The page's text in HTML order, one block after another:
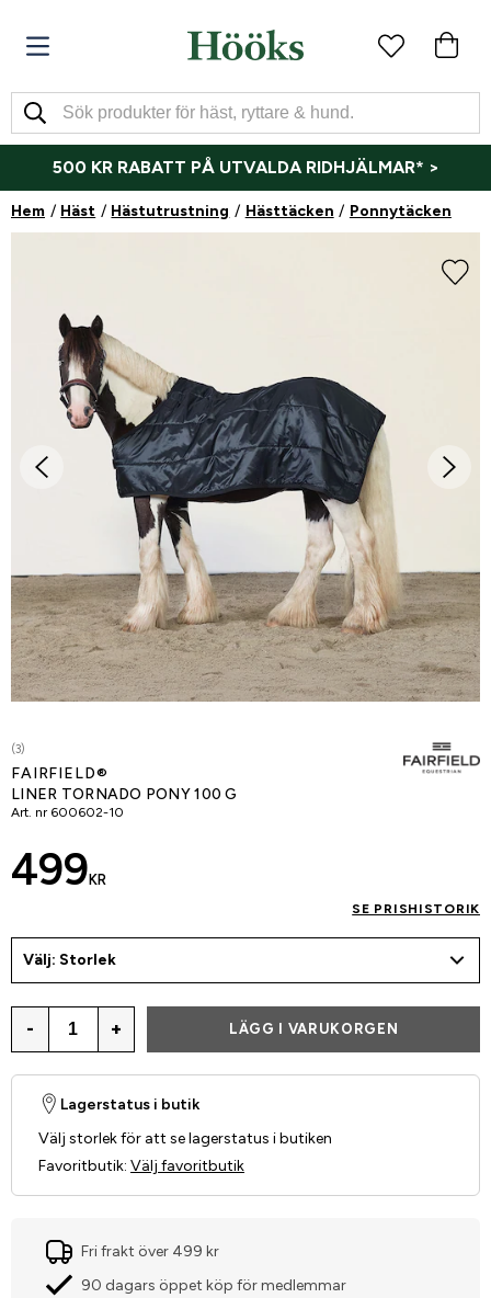
500 KR RABATT PÅ UTVALDA RIDHJÄLMAR* >
Hem Häst Hästutrustning Hästtäcken Ponnytäcken
(3)
FAIRFIELD®
LINER TORNADO PONY 100 G
Art. nr 600602-10
499 KR
SE PRISHISTORIK
Välj: Storlek
- + LÄGG I VARUKORGEN
Lagerstatus i butik
Välj storlek för att se lagerstatus i butiken
Favoritbutik: Välj favoritbutik
Fri frakt över 499 kr
90 dagars öppet köp för medlemmar